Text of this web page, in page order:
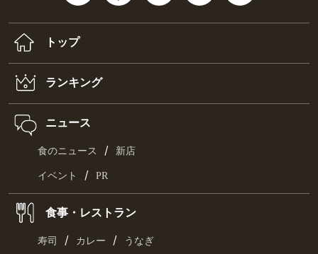
トップ
ランキング
ニュース
食のニュース / 新店
イベント / PR
食事・レストラン
寿司 / カレー / うなぎ